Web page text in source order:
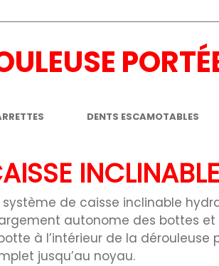
DENTS ESCAMOTABLES
INCLINABLE
système de caisse inclinable
autonome des bottes et
à l’intérieur de la dérouleuse
jusqu’au noyau.